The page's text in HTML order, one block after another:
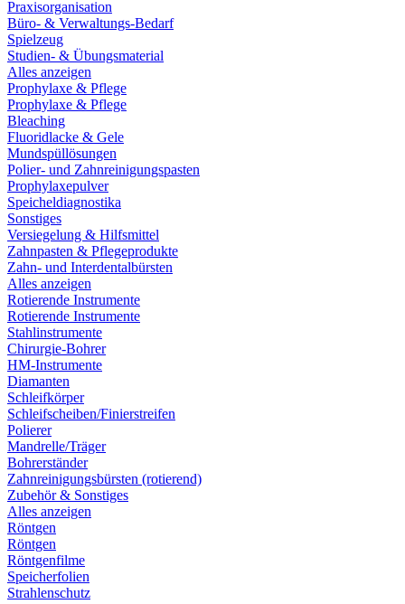
Praxisorganisation
Büro- & Verwaltungs-Bedarf
Spielzeug
Studien- & Übungsmaterial
Alles anzeigen
Prophylaxe & Pflege
Prophylaxe & Pflege
Bleaching
Fluoridlacke & Gele
Mundspüllösungen
Polier- und Zahnreinigungspasten
Prophylaxepulver
Speicheldiagnostika
Sonstiges
Versiegelung & Hilfsmittel
Zahnpasten & Pflegeprodukte
Zahn- und Interdentalbürsten
Alles anzeigen
Rotierende Instrumente
Rotierende Instrumente
Stahlinstrumente
Chirurgie-Bohrer
HM-Instrumente
Diamanten
Schleifkörper
Schleifscheiben/Finierstreifen
Polierer
Mandrelle/Träger
Bohrerständer
Zahnreinigungsbürsten (rotierend)
Zubehör & Sonstiges
Alles anzeigen
Röntgen
Röntgen
Röntgenfilme
Speicherfolien
Strahlenschutz